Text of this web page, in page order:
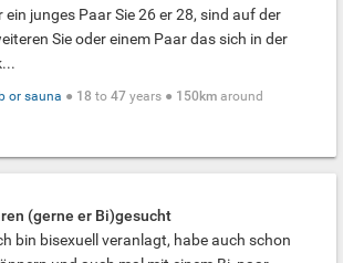
ein junges Paar Sie 26 er 28, sind auf der
Sie oder einem Paar das sich in der
or sauna ● 18 to 47 years ● 150km around
(gerne er Bi)gesucht
bin bisexuell veranlagt, habe auch schon